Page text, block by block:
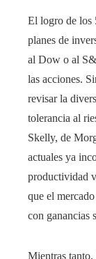
El logro de los
planes de
al Dow o al
las acciones.
revisar la
tolerancia al
Skelly, de
actuales ya
productividad
que el
con ganancias
Mientras tanto,